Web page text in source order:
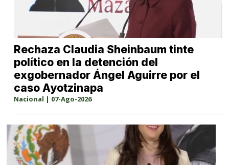
Rechaza Claudia Sheinbaum tinte
político en la detención del
exgobernador Ángel Aguirre por el
caso Ayotzinapa
Nacional | 07-Ago-2026